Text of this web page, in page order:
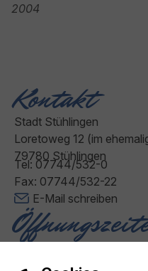
2004
Kontakt
Stadt Stühlingen
Loretoweg 12 (im
79780 Stühlingen
Tel: 07744/532-0
Fax: 07744/532-22
E-Mail schreiben
Montag - Freitag: 08:00 -